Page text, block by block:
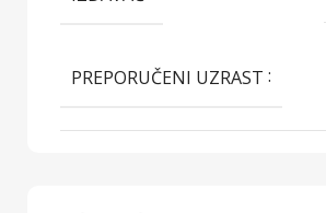
PREPORUČENI UZRAST